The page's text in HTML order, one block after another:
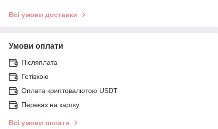
Всі умови доставки
Умови оплати
Післяплата
Готівкою
Оплата криптовалютою USDT
Переказ на картку
Всі умови оплати